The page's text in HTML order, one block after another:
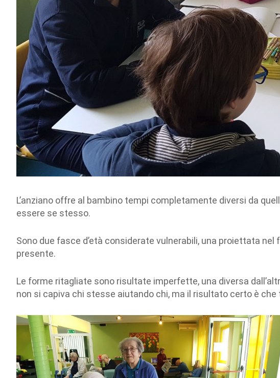
L’anziano offre al bambino tempi completamente diversi da
essere se stesso.
Sono due fasce d’età considerate vulnerabili, una proiettata
presente.
Le forme ritagliate sono risultate imperfette, una diversa
non si capiva chi stesse aiutando chi, ma il risultato certo è